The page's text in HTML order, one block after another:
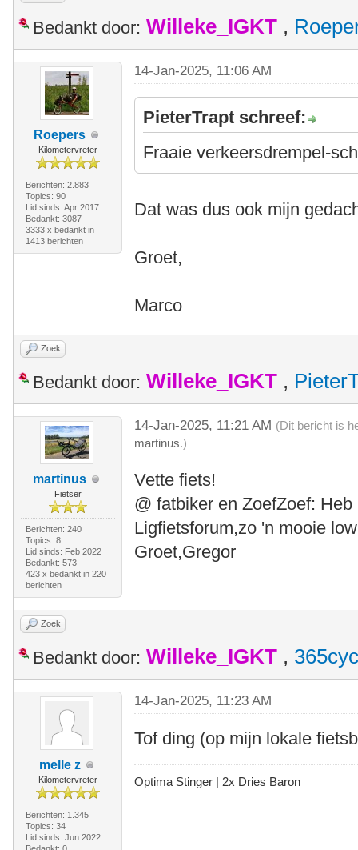
Bedankt door: Willeke_IGKT ,
Roepers
Kilometervreter
Berichten: 2.883
Topics: 90
Lid sinds: Apr 2017
Bedankt: 3087
3333 x bedankt in
1413 berichten
14-Jan-2025, 11:06 AM
PieterTrapt schreef:
Fraaie verkeersdrempel-
Dat was dus ook mijn
Groet,
Marco
Zoek
Bedankt door: Willeke_IGKT ,
martinus
Fietser
Berichten: 240
Topics: 8
Lid sinds: Feb 2022
Bedankt: 573
423 x bedankt in 220
berichten
14-Jan-2025, 11:21 AM (Dit bericht is
martinus.)
Vette fiets!
@ fatbiker en ZoefZoef:
Ligfietsforum,zo 'n mooie
Groet,Gregor
Zoek
Bedankt door: Willeke_IGKT ,
melle z
Kilometervreter
Berichten: 1.345
Topics: 34
Lid sinds: Jun 2022
14-Jan-2025, 11:23 AM
Tof ding (op mijn lokale
Optima Stinger | 2x Dries Baron